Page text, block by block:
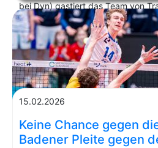
bei Dyn) gastiert das Team von
15.02.2026
Keine Chance gegen
Badener Pleite gegen